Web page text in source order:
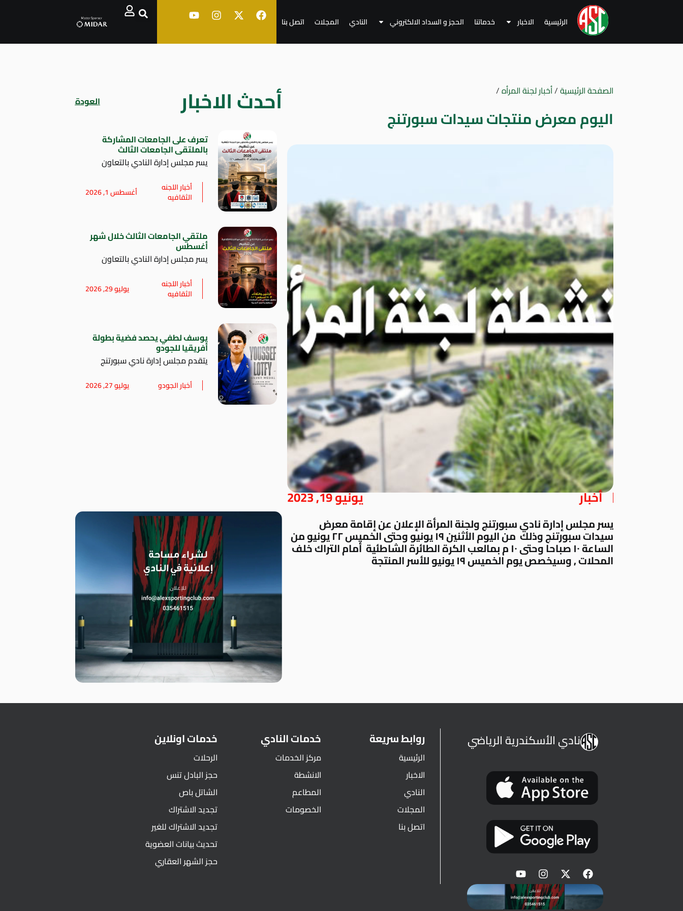
الرئيسية الاخبار خدماتنا الحجز و السداد الالكتروني النادي المجلات اتصل بنا
الصفحة الرئيسية/أخبار لجنة المرأه/
اليوم معرض منتجات سيدات سبورتنج
أخبار يونيو 19, 2023
يسر مجلس إدارة نادي سبورتنج ولجنة المرأة الإعلان عن إقامة معرض
سيدات سبورتنج وذلك من اليوم الأثنين ١٩ يونيو وحتى الخميس ٢٢ يونيو من
الساعة ١٠ صباحا وحتى ١٠ م بمالعب الكرة الطائرة الشاطئية أمام التراك خلف
المحلات , وسيخصص يوم الخميس ١٩ يونيو للأسر المنتجة
أحدث الاخبار العودة
تعرف على الجامعات المشاركة
بالملتقى الجامعات الثالث
يسر مجلس إدارة النادي بالتعاون
أخبار اللجنه
الثقافيه أغسطس 1, 2026
ملتقي الجامعات الثالث خلال شهر
أغسطس
يسر مجلس إدارة النادي بالتعاون
أخبار اللجنه
الثقافيه يوليو 29, 2026
يوسف لطفي يحصد فضية بطولة
أفريقيا للجودو
يتقدم مجلس إدارة نادي سبورتنج
أخبار الجودو يوليو 27, 2026
نادي الأسكندرية الرياضي روابط سريعة
الرئيسية
الاخبار
النادي
المجلات
اتصل بنا
خدمات النادي
مركز الخدمات
الانشطة
المطاعم
الخصومات
خدمات اونلاين
الرحلات
حجز البادل تنس
الشاتل باص
تجديد الاشتراك
تجديد الاشتراك للغير
تحديث بيانات العضوية
حجز الشهر العقاري